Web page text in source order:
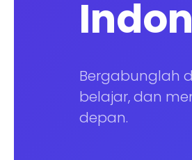
Bergabunglah
belajar, dan
depan.